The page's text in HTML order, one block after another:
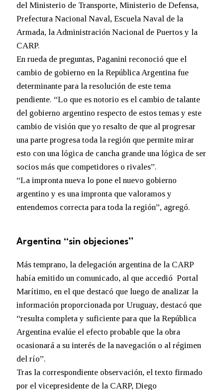
del Ministerio de Transporte, Ministerio de Defensa,
Prefectura Nacional Naval, Escuela Naval de la
Armada, la Administración Nacional de Puertos y la
CARP.
En rueda de preguntas, Paganini reconoció que el
cambio de gobierno en la República Argentina fue
determinante para la resolución de este tema
pendiente. “Lo que es notorio es el cambio de talante
del gobierno argentino respecto de estos temas y este
cambio de visión que yo resalto de que al progresar
una parte progresa toda la región que permite mirar
esto con una lógica de cancha grande una lógica de ser
socios más que competidores o rivales”.
“La impronta nueva lo pone el nuevo gobierno
argentino y es una impronta que valoramos y
entendemos correcta para toda la región”, agregó.
Argentina “sin objeciones”
Más temprano, la delegación argentina de la CARP
había emitido un comunicado, al que accedió Portal
Marítimo, en el que destacó que luego de analizar la
información proporcionada por Uruguay, destacó que
“resulta completa y suficiente para que la República
Argentina evalúe el efecto probable que la obra
ocasionará a su interés de la navegación o al régimen
del río”.
Tras la correspondiente observación, el texto firmado
por el vicepresidente de la CARP, Diego